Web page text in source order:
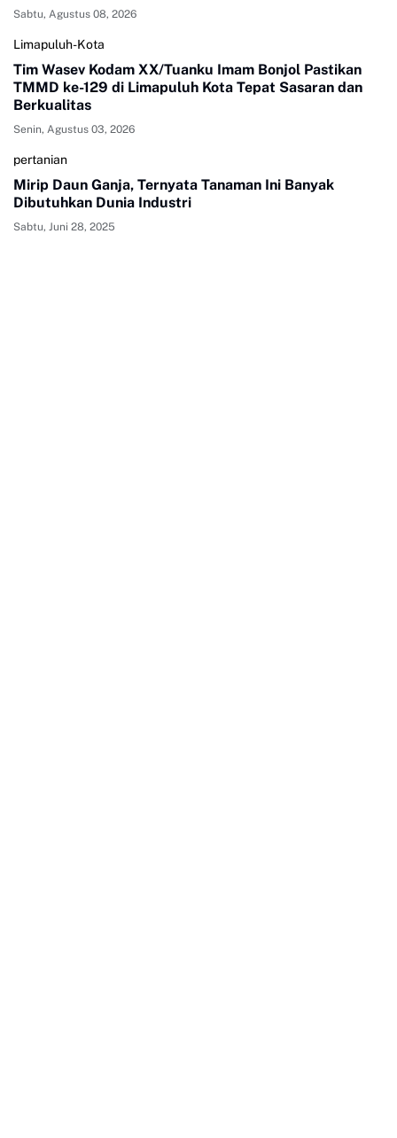
Sabtu, Agustus 08, 2026
Limapuluh-Kota
Tim Wasev Kodam XX/Tuanku Imam Bonjol Pastikan
TMMD ke-129 di Limapuluh Kota Tepat Sasaran dan
Berkualitas
Senin, Agustus 03, 2026
pertanian
Mirip Daun Ganja, Ternyata Tanaman Ini Banyak
Dibutuhkan Dunia Industri
Sabtu, Juni 28, 2025